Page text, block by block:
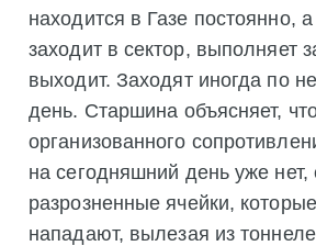
находится в Газе постоянно,
заходит в сектор, выполняет
выходит. Заходят иногда по
день. Старшина объясняет,
организованного
на сегодняшний день уже нет,
разрозненные ячейки,
нападают, вылезая из